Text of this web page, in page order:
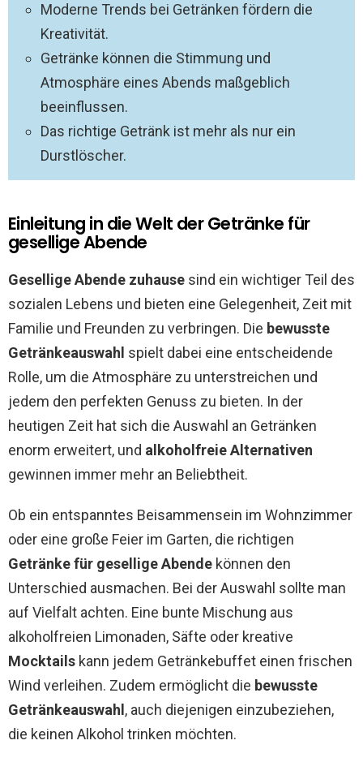
Moderne Trends bei Getränken fördern die
Kreativität.
Getränke können die Stimmung und
Atmosphäre eines Abends maßgeblich
beeinflussen.
Das richtige Getränk ist mehr als nur ein
Durstlöscher.
Einleitung in die Welt der Getränke für
gesellige Abende
Gesellige Abende zuhause sind ein wichtiger Teil des
sozialen Lebens und bieten eine Gelegenheit, Zeit mit
Familie und Freunden zu verbringen. Die bewusste
Getränkeauswahl spielt dabei eine entscheidende
Rolle, um die Atmosphäre zu unterstreichen und
jedem den perfekten Genuss zu bieten. In der
heutigen Zeit hat sich die Auswahl an Getränken
enorm erweitert, und alkoholfreie Alternativen
gewinnen immer mehr an Beliebtheit.
Ob ein entspanntes Beisammensein im Wohnzimmer
oder eine große Feier im Garten, die richtigen
Getränke für gesellige Abende können den
Unterschied ausmachen. Bei der Auswahl sollte man
auf Vielfalt achten. Eine bunte Mischung aus
alkoholfreien Limonaden, Säfte oder kreative
Mocktails kann jedem Getränkebuffet einen frischen
Wind verleihen. Zudem ermöglicht die bewusste
Getränkeauswahl , auch diejenigen einzubeziehen,
die keinen Alkohol trinken möchten.